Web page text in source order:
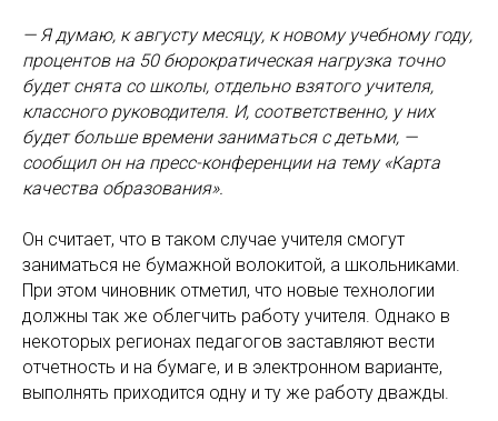
— Я думаю, к августу месяцу, к новому учебному году,
процентов на 50 бюрократическая нагрузка точно
будет снята со школы, отдельно взятого учителя,
классного руководителя. И, соответственно, у них
будет больше времени заниматься с детьми, —
сообщил он на пресс-конференции на тему «Карта
качества образования».
Он считает, что в таком случае учителя смогут
заниматься не бумажной волокитой, а школьниками.
При этом чиновник отметил, что новые технологии
должны так же облегчить работу учителя. Однако в
некоторых регионах педагогов заставляют вести
отчетность и на бумаге, и в электронном варианте,
выполнять приходится одну и ту же работу дважды.